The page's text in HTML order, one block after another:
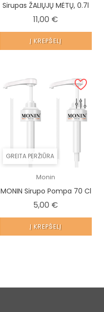
Sirupas ŽALIŲJŲ MĖTŲ, 0.7l
11,00 €
Į KREPŠELĮ
GREITA PERŽIŪRA
Monin
MONIN Sirupo Pompa 70 Cl
5,00 €
Į KREPŠELĮ